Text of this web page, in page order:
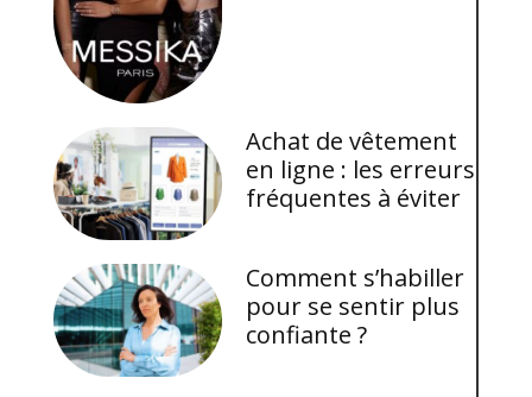
Achat de vêtement
en ligne : les erreurs
fréquentes à éviter
Comment s’habiller
pour se sentir plus
confiante ?